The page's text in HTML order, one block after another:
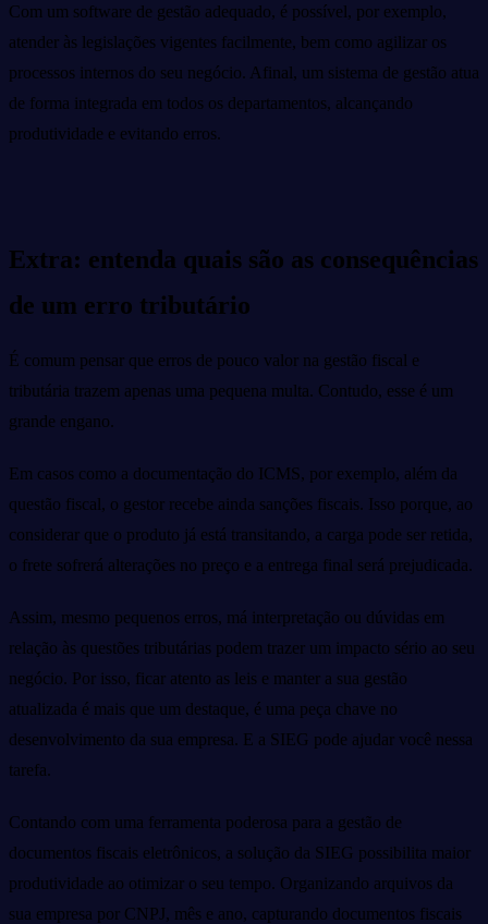
Com um software de gestão adequado, é possível, por exemplo,
atender às legislações vigentes facilmente, bem como agilizar os
processos internos do seu negócio. Afinal, um sistema de gestão atua
de forma integrada em todos os departamentos, alcançando
produtividade e evitando erros.
Extra: entenda quais são as consequências
de um erro tributário
É comum pensar que erros de pouco valor na gestão fiscal e
tributária trazem apenas uma pequena multa. Contudo, esse é um
grande engano.
Em casos como a documentação do ICMS, por exemplo, além da
questão fiscal, o gestor recebe ainda sanções fiscais. Isso porque, ao
considerar que o produto já está transitando, a carga pode ser retida,
o frete sofrerá alterações no preço e a entrega final será prejudicada.
Assim, mesmo pequenos erros, má interpretação ou dúvidas em
relação às questões tributárias podem trazer um impacto sério ao seu
negócio. Por isso, ficar atento as leis e manter a sua gestão
atualizada é mais que um destaque, é uma peça chave no
desenvolvimento da sua empresa. E a SIEG pode ajudar você nessa
tarefa.
Contando com uma ferramenta poderosa para a gestão de
documentos fiscais eletrônicos, a solução da SIEG possibilita maior
produtividade ao otimizar o seu tempo. Organizando arquivos da
sua empresa por CNPJ, mês e ano, capturando documentos fiscais